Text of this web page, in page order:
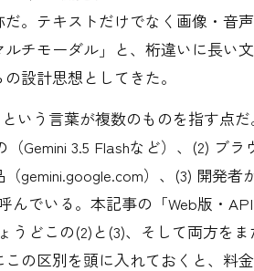
。テキストだけでなく画像・音
チモーダル」と、桁違いに長い
設計思想としてきた。
いう言葉が複数のものを指す点
Gemini 3.5 Flashなど）、(2) ブラ
gemini.google.com）、(3) 開発者
んでいる。本記事の「Web版・
うどこの(2)と(3)、そして両方を
の区別を頭に入れておくと、料